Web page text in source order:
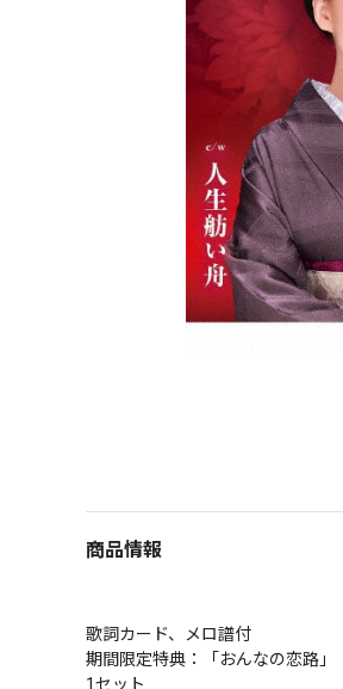
商品情報
歌詞カード、メロ譜付
期間限定特典：「おんなの恋路
1セット